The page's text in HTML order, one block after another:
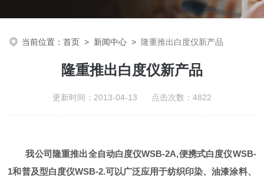
当前位置：首页 > 新闻中心 > 隆重推出白度仪新产品
隆重推出白度仪新产品
更新时间：2013-04-13 点击次数：4822
我公司隆重推出全自动白度仪WSB-2A,便携式白度仪WSB-
1和普及型白度仪WSB-2.可以广泛应用于纺织印染、油漆涂料、